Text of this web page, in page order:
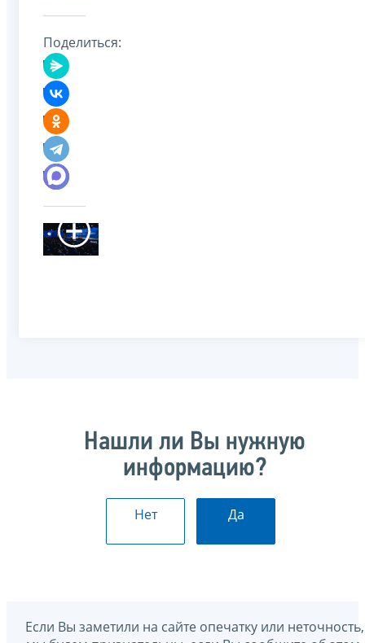
Поделиться:
Нашли ли Вы нужную
информацию?
Нет Да
Если Вы заметили на сайте опечатку или неточность,